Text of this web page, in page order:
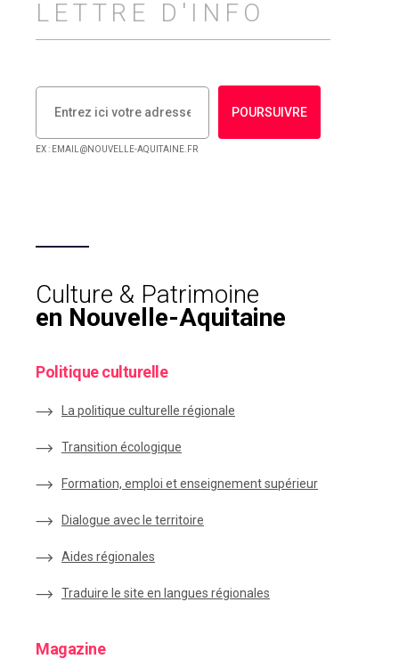
LETTRE D'INFO
POURSUIVRE
EX : EMAIL@NOUVELLE-AQUITAINE.FR
Culture & Patrimoine
en Nouvelle-Aquitaine
Politique culturelle
La politique culturelle régionale
Transition écologique
Formation, emploi et enseignement supérieur
Dialogue avec le territoire
Aides régionales
Traduire le site en langues régionales
Magazine